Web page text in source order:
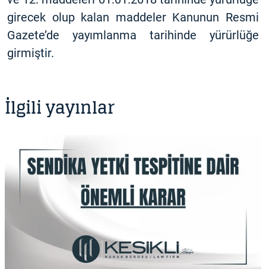
girecek olup kalan maddeler Kanunun Resmi
Gazete’de yayımlanma tarihinde yürürlüğe
girmiştir.
İlgili yayınlar